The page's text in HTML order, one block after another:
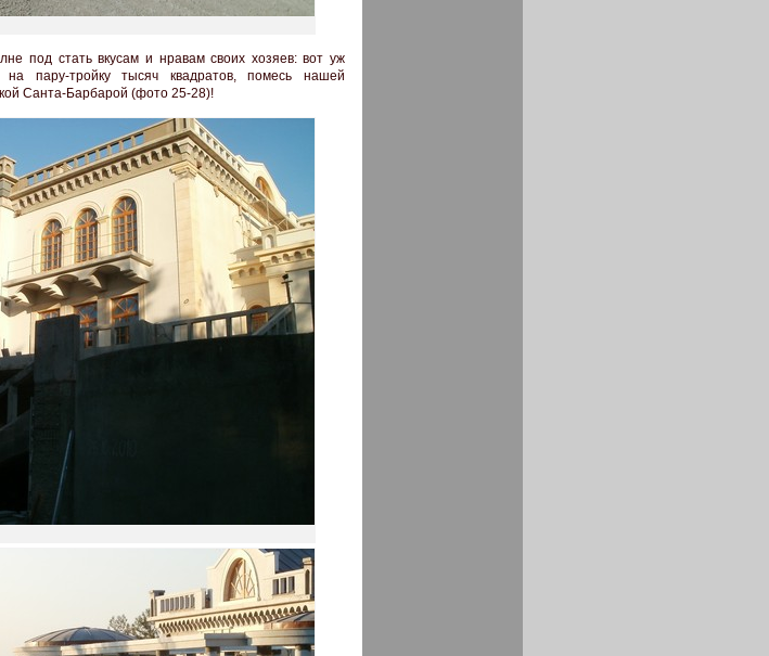
под стать вкусам и нравам своих хозяев: вот уж
на пару-тройку тысяч квадратов, помесь нашей
Санта-Барбарой (фото 25-28)!